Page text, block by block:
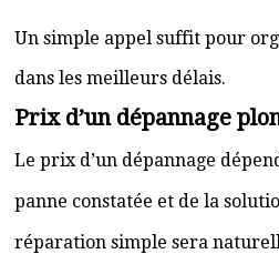
Un simple appel suffit pour
dans les meilleurs délais.
Prix d’un dépannage
Le prix d’un dépannage
panne constatée et de la
réparation simple sera